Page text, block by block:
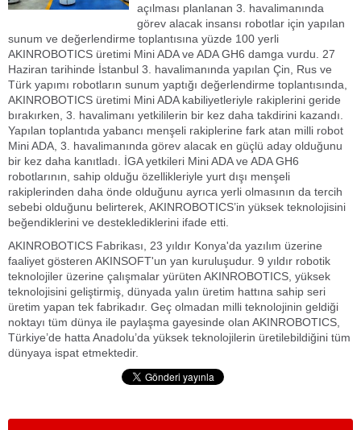
açılması planlanan 3. havalimanında
görev alacak insansı robotlar için yapılan
sunum ve değerlendirme toplantısına yüzde 100 yerli
AKINROBOTICS üretimi Mini ADA ve ADA GH6 damga vurdu. 27
Haziran tarihinde İstanbul 3. havalimanında yapılan Çin, Rus ve
Türk yapımı robotların sunum yaptığı değerlendirme toplantısında,
AKINROBOTICS üretimi Mini ADA kabiliyetleriyle rakiplerini geride
bırakırken, 3. havalimanı yetkililerin bir kez daha takdirini kazandı.
Yapılan toplantıda yabancı menşeli rakiplerine fark atan milli robot
Mini ADA, 3. havalimanında görev alacak en güçlü aday olduğunu
bir kez daha kanıtladı. İGA yetkileri Mini ADA ve ADA GH6
robotlarının, sahip olduğu özellikleriyle yurt dışı menşeli
rakiplerinden daha önde olduğunu ayrıca yerli olmasının da tercih
sebebi olduğunu belirterek, AKINROBOTICS’in yüksek teknolojisini
beğendiklerini ve desteklediklerini ifade etti.
AKINROBOTICS Fabrikası, 23 yıldır Konya'da yazılım üzerine
faaliyet gösteren AKINSOFT'un yan kuruluşudur. 9 yıldır robotik
teknolojiler üzerine çalışmalar yürüten AKINROBOTICS, yüksek
teknolojisini geliştirmiş, dünyada yalın üretim hattına sahip seri
üretim yapan tek fabrikadır. Geç olmadan milli teknolojinin geldiği
noktayı tüm dünya ile paylaşma gayesinde olan AKINROBOTICS,
Türkiye’de hatta Anadolu’da yüksek teknolojilerin üretilebildiğini tüm
dünyaya ispat etmektedir.